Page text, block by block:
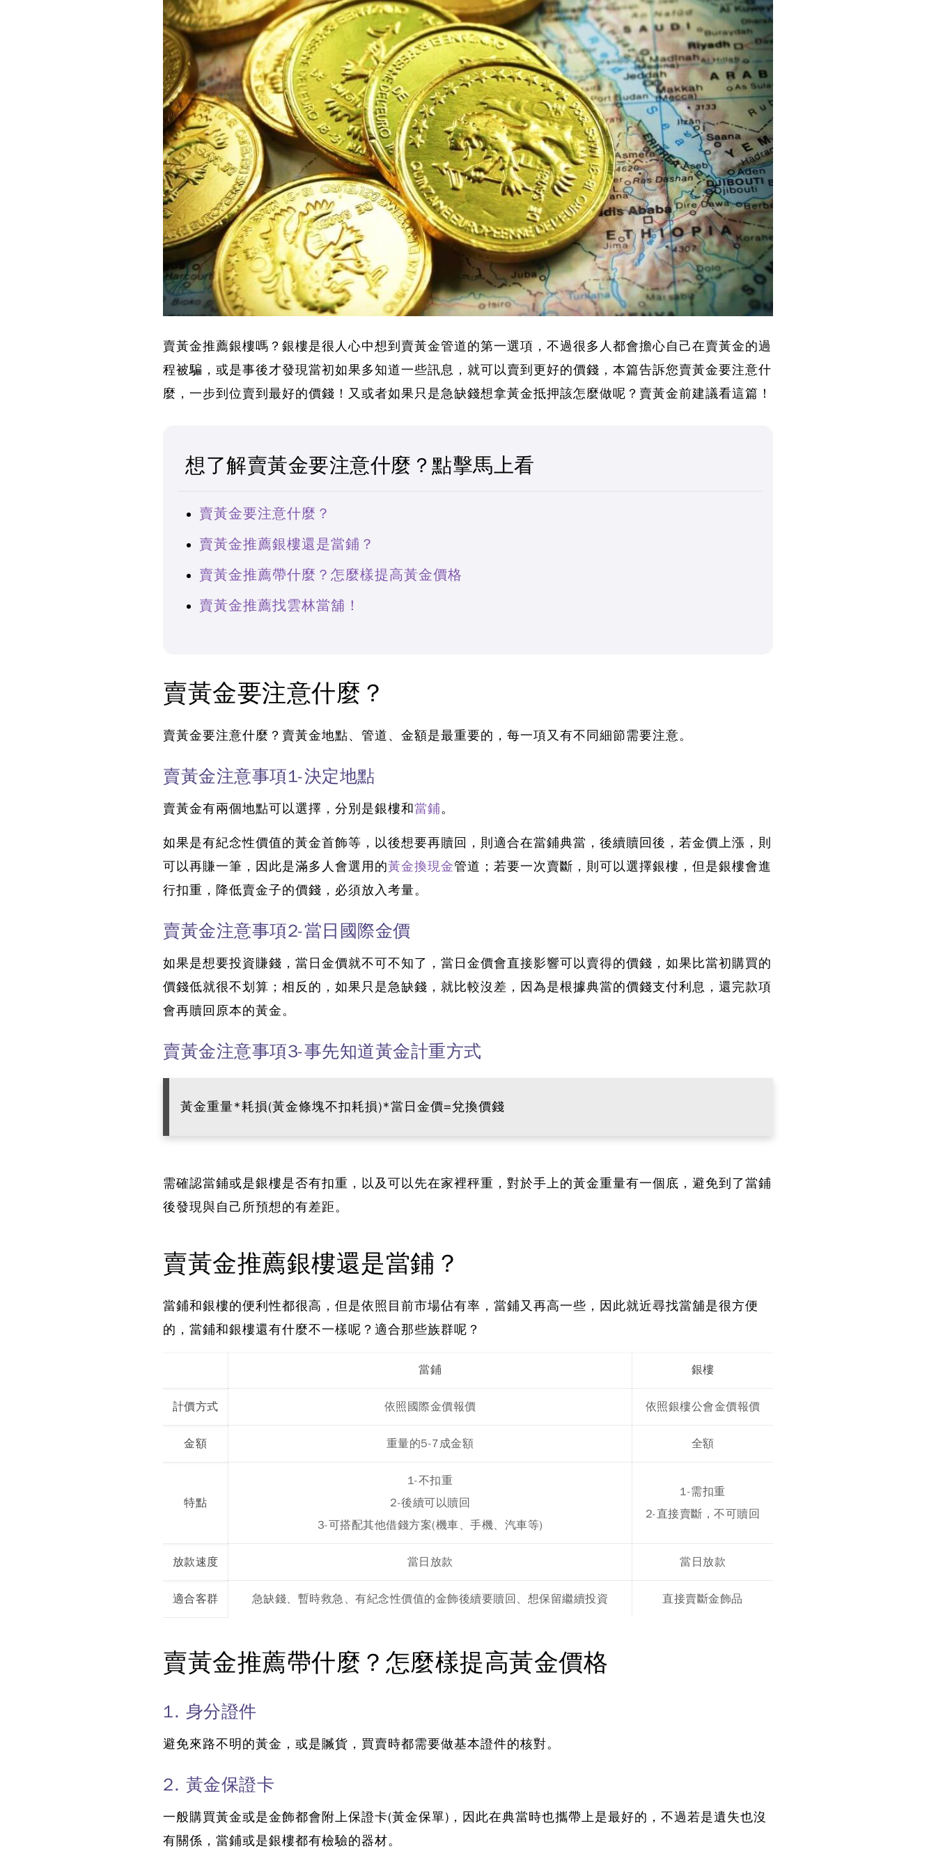
賣黃金推薦銀樓嗎？ 銀樓是很人心中想到賣黃金管道的第一選項，不過很多人都會擔心自己在賣黃金的過
程被騙，或是事後才發現當初如果多知道一些訊息，就可以賣到更好的價錢， 本篇告訴您賣黃金要注意什
麼 ，一步到位賣到最好的價錢！又或者如果只是急缺錢想拿黃金抵押該怎麼做呢？賣黃金前建議看這篇！
想了解賣黃金要注意什麼？點擊馬上看
賣黃金要注意什麼？
賣黃金推薦銀樓還是當鋪？
賣黃金推薦帶什麼？怎麼樣提高黃金價格
賣黃金推薦找雲林當舖！
賣黃金要注意什麼？
賣黃金要注意什麼？ 賣黃金地點、管道、金額是最重要的，每一項又有不同細節需要注意。
賣黃金注意事項1-決定地點
賣黃金有兩個地點可以選擇，分別是銀樓和當鋪。
如果是有紀念性價值的黃金首飾等，以後想要再贖回，則適合在當鋪典當，後續贖回後，若金價上漲，則
可以再賺一筆，因此是滿多人會選用的黃金換現金管道；若要一次賣斷，則可以選擇銀樓，但是銀樓會進
行扣重，降低賣金子的價錢，必須放入考量。
賣黃金注意事項2-當日國際金價
如果是想要投資賺錢，當日金價就不可不知了，當日金價會直接影響可以賣得的價錢，如果比當初購買的
價錢低就很不划算；相反的，如果只是急缺錢，就比較沒差，因為是根據典當的價錢支付利息，還完款項
會再贖回原本的黃金。
賣黃金注意事項3-事先知道黃金計重方式
黃金重量*耗損(黃金條塊不扣耗損)*當日金價=兌換價錢
需確認當鋪或是銀樓是否有扣重，以及可以先在家裡秤重，對於手上的黃金重量有一個底，避免到了當鋪
後發現與自己所預想的有差距。
賣黃金推薦銀樓還是當鋪？
當鋪和銀樓的便利性都很高，但是依照目前市場佔有率，當鋪又再高一些，因此就近尋找當舖是很方便
的，當鋪和銀樓還有什麼不一樣呢？適合那些族群呢？
當鋪 銀樓
計價方式 依照國際金價報價 依照銀樓公會金價報價
金額 重量的5-7成金額 全額
特點
1-不扣重
2-後續可以贖回
3-可搭配其他借錢方案(機車、手機、汽車等)
1-需扣重
2-直接賣斷，不可贖回
放款速度 當日放款 當日放款
適合客群 急缺錢、暫時救急、有紀念性價值的金飾後續要贖回、想保留繼續投資 直接賣斷金飾品
賣黃金推薦帶什麼？怎麼樣提高黃金價格
1. 身分證件
避免來路不明的黃金，或是贓貨，買賣時都需要做基本證件的核對。
2. 黃金保證卡
一般購買黃金或是金飾都會附上保證卡(黃金保單)，因此在典當時也攜帶上是最好的，不過若是遺失也沒
有關係，當鋪或是銀樓都有檢驗的器材。